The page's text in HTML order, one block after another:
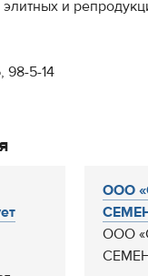
и
98-5-14
ООО
ООО